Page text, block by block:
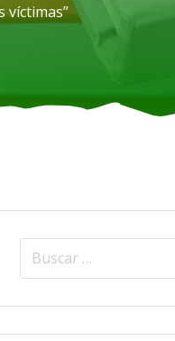
víctimas”
Search